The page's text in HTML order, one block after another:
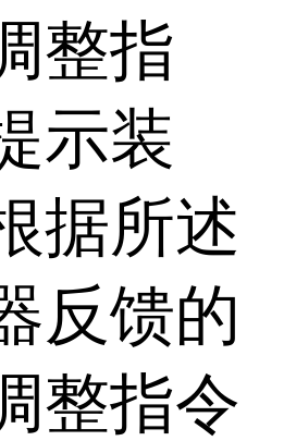
整指
示装
据所述
反馈的
整指令